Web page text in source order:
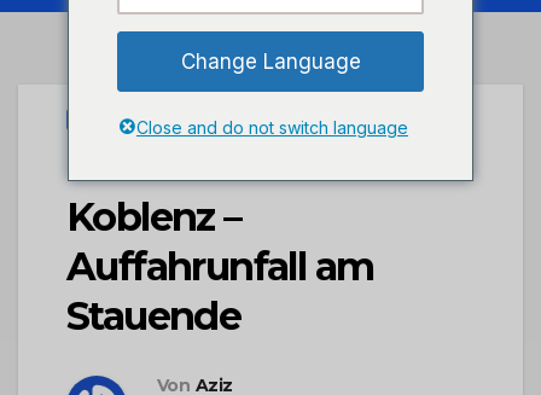
PRESSEPORTAL
POL-VDMZ: BAB61 FR
Koblenz –
Auffahrunfall am
Stauende
Von Aziz
Change Language
Close and do not switch language